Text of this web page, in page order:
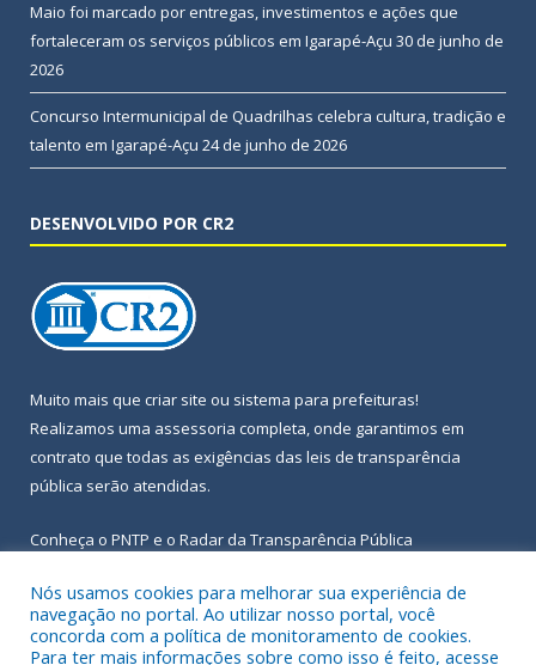
Maio foi marcado por entregas, investimentos e ações que
fortaleceram os serviços públicos em Igarapé-Açu 30 de junho de
2026
Concurso Intermunicipal de Quadrilhas celebra cultura, tradição e
talento em Igarapé-Açu 24 de junho de 2026
DESENVOLVIDO POR CR2
Muito mais que criar site ou sistema para prefeituras!
Realizamos uma assessoria completa, onde garantimos em
contrato que todas as exigências das leis de transparência
pública serão atendidas.
Conheça o PNTP e o Radar da Transparência Pública
Nós usamos cookies para melhorar sua experiência de
navegação no portal. Ao utilizar nosso portal, você
concorda com a política de monitoramento de cookies.
Para ter mais informações sobre como isso é feito, acesse